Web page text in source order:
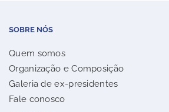
SOBRE NÓS
Quem somos
Organização e Composição
Galeria de ex-presidentes
Fale conosco